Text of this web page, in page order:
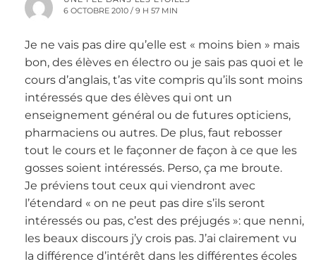
6 OCTOBRE 2010 / 9 H 57 MIN
Je ne vais pas dire qu’elle est « moins bien » mais
bon, des élèves en électro ou je sais pas quoi et le
cours d’anglais, t’as vite compris qu’ils sont moins
intéressés que des élèves qui ont un
enseignement général ou de futures opticiens,
pharmaciens ou autres. De plus, faut rebosser
tout le cours et le façonner de façon à ce que les
gosses soient intéressés. Perso, ça me broute.
Je préviens tout ceux qui viendront avec
l’étendard « on ne peut pas dire s’ils seront
intéressés ou pas, c’est des préjugés »: que nenni,
les beaux discours j’y crois pas. J’ai clairement vu
la différence d’intérêt dans les différentes écoles